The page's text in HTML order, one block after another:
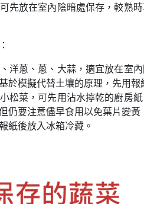
先放在室內陰暗處保存，較熟
洋蔥、蔥、大蒜，適宜放在室
於模擬代替土壤的原理，先用
松菜，可先用沾水擰乾的廚房
仍要注意儘早食用以免葉片變
紙後放入冰箱冷藏。